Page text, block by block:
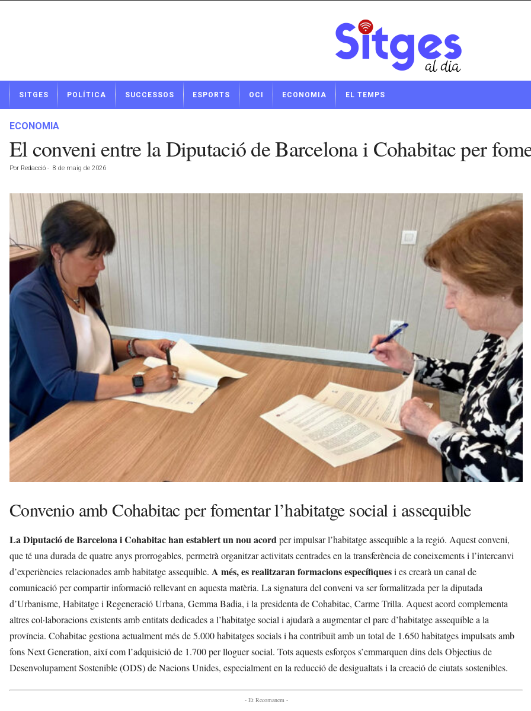
t
SITGES POLÍTICA SUCCESSOS ESPORTS OCI ECONOMIA EL TEMPS
ECONOMIA
El conveni entre la Diputació de Barcelona i Cohabitac per
Por Redacció - 8 de maig de 2026
Convenio amb Cohabitac per fomentar l’habitatge social i assequible
La Diputació de Barcelona i Cohabitac han establert un nou acordper impulsar l’habitatge assequible a la regió. Aquest conveni,
que té una durada de quatre anys prorrogables, permetrà organitzar activitats centrades en la transferència de coneixements i l’intercanvi
d’experiències relacionades amb habitatge assequible. A més, es realitzaran formacions específiquesi es crearà un canal de
comunicació per compartir informació rellevant en aquesta matèria. La signatura del conveni va ser formalitzada per la diputada
d’Urbanisme, Habitatge i Regeneració Urbana, Gemma Badia, i la presidenta de Cohabitac, Carme Trilla. Aquest acord complementa
altres col·laboracions existents amb entitats dedicades a l’habitatge social i ajudarà a augmentar el parc d’habitatge assequible a la
província. Cohabitac gestiona actualment més de 5.000 habitatges socials i ha contribuït amb un total de 1.650 habitatges impulsats amb
fons Next Generation, així com l’adquisició de 1.700 per lloguer social. Tots aquests esforços s’emmarquen dins dels Objectius de
Desenvolupament Sostenible (ODS) de Nacions Unides, especialment en la reducció de desigualtats i la creació de ciutats sostenibles.
- Et Recomanem -